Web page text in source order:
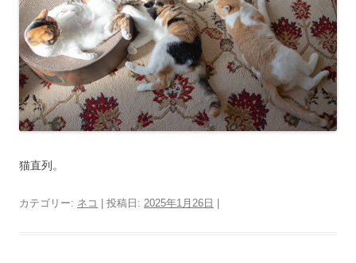
猫直列。
カテゴリー: ネコ | 投稿日: 2025年1月26日 |